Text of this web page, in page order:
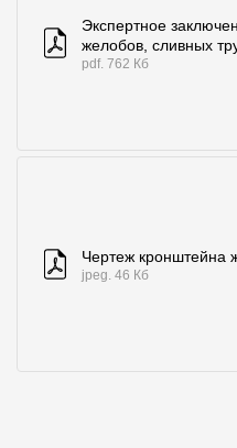
Экспертное
желобов, сливных
pdf. 762 Кб
Чертеж кронштейна
jpeg. 46 Кб